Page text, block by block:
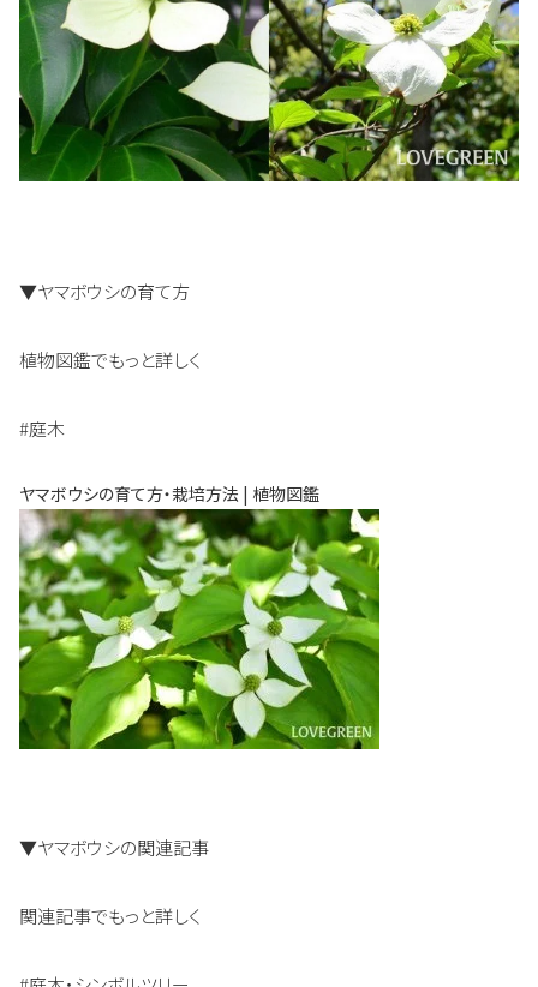
▼ヤマボウシの育て方
植物図鑑でもっと詳しく
#庭木
ヤマボウシの育て方・栽培方法 | 植物図鑑
▼ヤマボウシの関連記事
関連記事でもっと詳しく